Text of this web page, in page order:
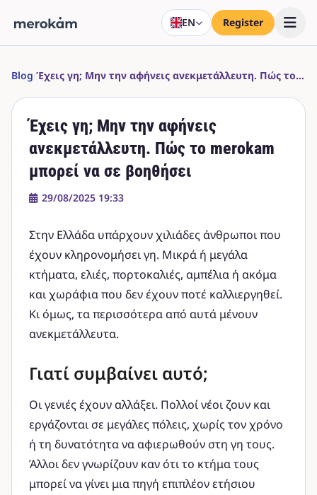
EN Register
Blog› Έχεις γη; Μην την αφήνεις ανεκμετάλλευτη. Πώς το merokam μπορεί να σε βοηθήσει
Έχεις γη; Μην την αφήνεις
ανεκμετάλλευτη. Πώς το merokam
μπορεί να σε βοηθήσει
29/08/2025 19:33
Στην Ελλάδα υπάρχουν χιλιάδες άνθρωποι που
έχουν κληρονομήσει γη. Μικρά ή μεγάλα
κτήματα, ελιές, πορτοκαλιές, αμπέλια ή ακόμα
και χωράφια που δεν έχουν ποτέ καλλιεργηθεί.
Κι όμως, τα περισσότερα από αυτά μένουν
ανεκμετάλλευτα.
Γιατί συμβαίνει αυτό;
Οι γενιές έχουν αλλάξει. Πολλοί νέοι ζουν και
εργάζονται σε μεγάλες πόλεις, χωρίς τον χρόνο
ή τη δυνατότητα να αφιερωθούν στη γη τους.
Άλλοι δεν γνωρίζουν καν ότι το κτήμα τους
μπορεί να γίνει μια πηγή επιπλέον ετήσιου